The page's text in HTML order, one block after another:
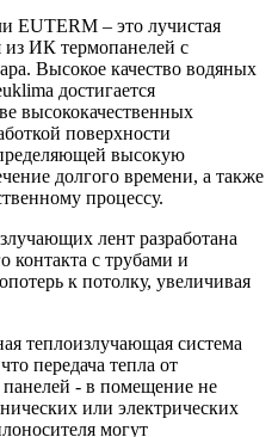
EUTERM – это лучистая
из ИК термопанелей с
Высокое качество водяных
достигается
высококачественных
поверхности
высокую
долгого времени, а также
процессу.
лент разработана
контакта с трубами и
к потолку, увеличивая
теплоизлучающая система
передача тепла от
панелей - в помещение не
или электрических
могут